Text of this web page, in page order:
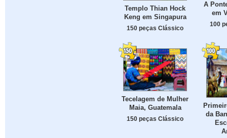
Templo Thian Hock
Keng em Singapura
150 peças Clássico
A
em
100
Tecelagem de Mulher
Maia, Guatemala
150 peças Clássico
da